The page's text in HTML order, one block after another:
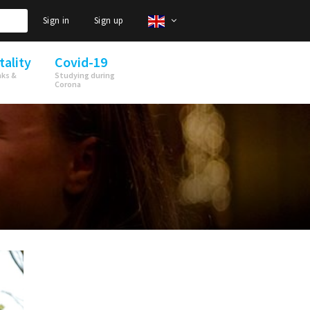
Sign in Sign up
&
Covid-19
Studying during
Corona